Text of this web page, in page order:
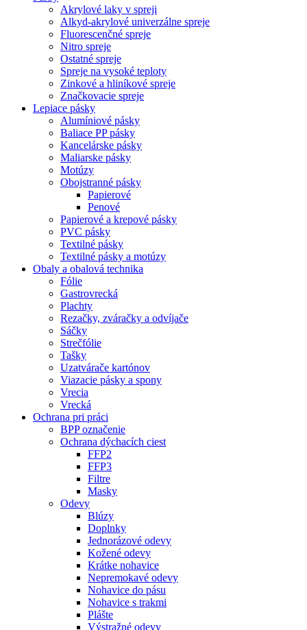
Akrylové laky v spreji
Alkyd-akrylové univerzálne spreje
Fluorescenčné spreje
Nitro spreje
Ostatné spreje
Spreje na vysoké teploty
Zinkové a hliníkové spreje
Značkovacie spreje
Lepiace pásky
Alumíniové pásky
Baliace PP pásky
Kancelárske pásky
Maliarske pásky
Motúzy
Obojstranné pásky
Papierové
Penové
Papierové a krepové pásky
PVC pásky
Textilné pásky
Textilné pásky a motúzy
Obaly a obalová technika
Fólie
Gastrovrecká
Plachty
Rezačky, zváračky a odvíjače
Sáčky
Strečfólie
Tašky
Uzatvárače kartónov
Viazacie pásky a spony
Vrecia
Vrecká
Ochrana pri práci
BPP označenie
Ochrana dýchacích ciest
FFP2
FFP3
Filtre
Masky
Odevy
Blúzy
Doplnky
Jednorázové odevy
Kožené odevy
Krátke nohavice
Nepremokavé odevy
Nohavice do pásu
Nohavice s trakmi
Plášte
Výstražné odevy